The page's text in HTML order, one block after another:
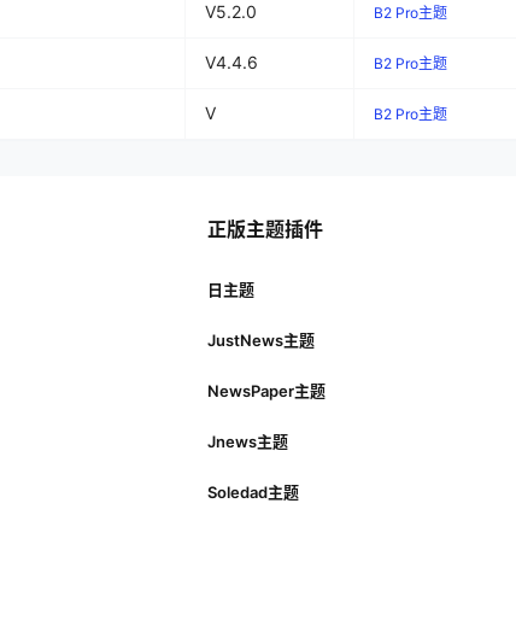
V5.2.0 B2 Pro主题
V4.4.6 B2 Pro主题
V B2 Pro主题
正版主题插件
日主题
JustNews主题
NewsPaper主题
Jnews主题
Soledad主题